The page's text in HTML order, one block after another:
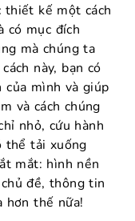
thiết kế một cách
có mục đích
mà chúng ta
này, bạn có
mình và giúp
và cách chúng
nhỏ, cứu hành
thể tải xuống
mắt: hình nền
đề, thông tin
hơn thế nữa!